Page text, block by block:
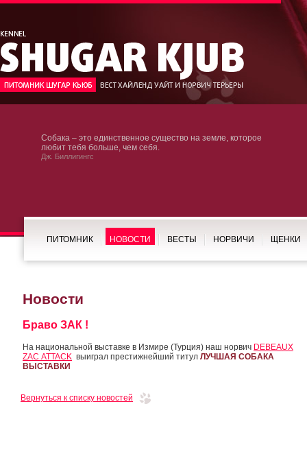
Собака – это единственное существо на земле, которое
любит тебя больше, чем себя.
Дж. Биллигингс
ПИТОМНИК НОВОСТИ ВЕСТЫ НОРВИЧИ ЩЕНКИ
Новости
Браво ЗАК !
На национальной выставке в Измире (Турция) наш норвич DEBEAUX
ZAC ATTACK выиграл престижнейший титул ЛУЧШАЯ СОБАКА
ВЫСТАВКИ
Вернуться к списку новостей